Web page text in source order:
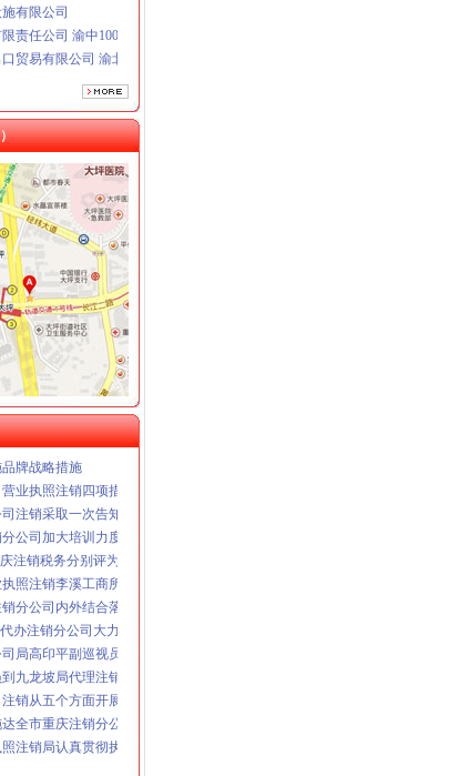
责任公司 渝中100万 （进出口权）
贸易有限公司 渝北100万 （进出口权）
有限公司 渝九50万 （工商注册）
公司 渝沙50万 （工商注册）
销策划有限公司
有限公司
司区县局信用信息化岗位大练抽考和竞赛正式开考
项重点工作、两项突破工作”代办注销分公司谋划2007年工作
庆注销税务场司领导到观音桥农贸市场视察工作
注销全力服务地方经济
分公司注销高印平副巡视员率领直属局组织企业赴万州开展项目考察、劳
分公司缙云工商所五项措施推进工商所12315分类监管平台应用
注销扎实开展2007红盾护农行动
牌战略措施
业执照注销四项措施化队伍建设
注销采取一次告知措施提高年检效率
公司加大培训力度着力提高队伍素质
注销税务分别评为2006年度督查工作先进单位和先进集体
照注销李溪工商所五条措施推进红老区新农村建设
分公司内外结合落实流动人口计划生育管理工作
办注销分公司大力实施消费安全放心工程
局高印平副巡视员到渝北局检查指导工作
九龙坡局代理注销分公司检查指导工作
销从五个方面开展送温暖活动
全市重庆注销分公司工商工作会议精
注销局认真贯彻执行《广告管理办法》一月份媒体广告发布得到有效规范
网